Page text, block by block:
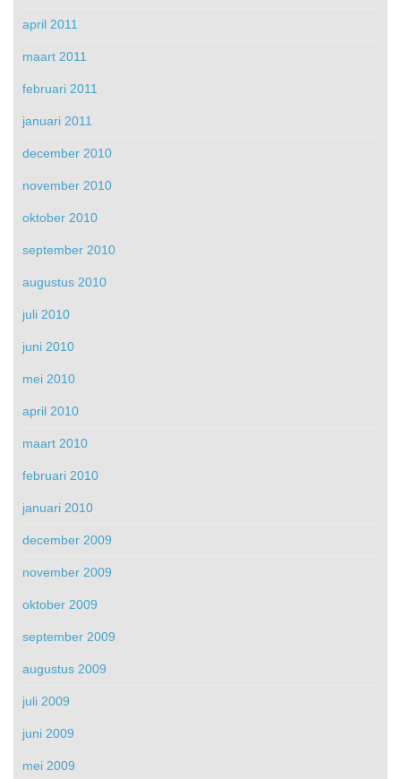
april 2011
maart 2011
februari 2011
januari 2011
december 2010
november 2010
oktober 2010
september 2010
augustus 2010
juli 2010
juni 2010
mei 2010
april 2010
maart 2010
februari 2010
januari 2010
december 2009
november 2009
oktober 2009
september 2009
augustus 2009
juli 2009
juni 2009
mei 2009